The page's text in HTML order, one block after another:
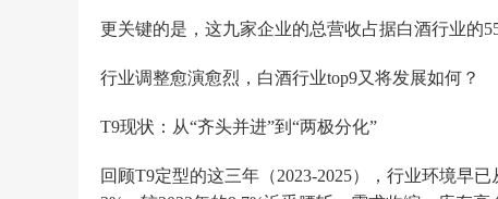
更关键的是，这九家企业的总营收占据白酒行业的
行业调整愈演愈烈，白酒行业top9又将发展如何？
T9现状：从“齐头并进”到“两极分化”
回顾T9定型的这三年（2023-2025），行业环境早